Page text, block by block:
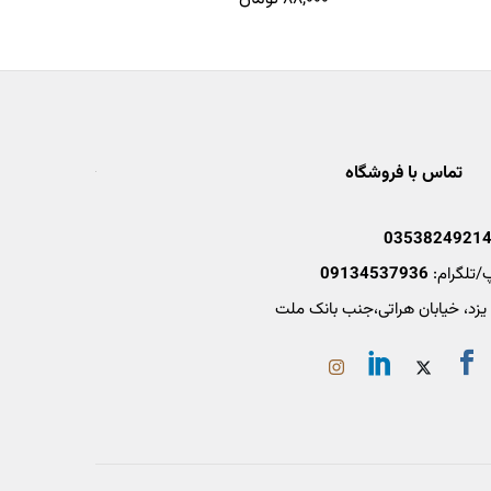
تماس با فروشگاه
03538249214
تلگرام: 09134537936
خیابان هراتی،جنب بانک ملت